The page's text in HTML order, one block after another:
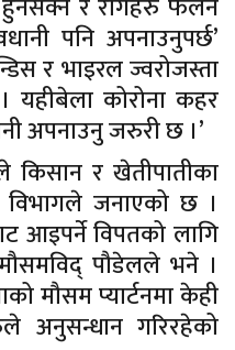
हुनसक्ने र रोगहरु फैलने
पनि अपनाउनुपर्छ’
र भाइरल ज्वरोजस्ता
कोरोना कहर
अपनाउनु जरुरी छ ।’
र खेतीपातीका
जनाएको छ ।
आइपर्ने विपतको लागि
पौडेलले भने ।
मौसम प्यार्टनमा केही
गरिरहेको